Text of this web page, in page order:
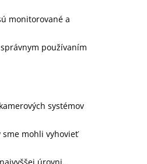
monitorované a
používaním
systémov
sme mohli vyhovieť